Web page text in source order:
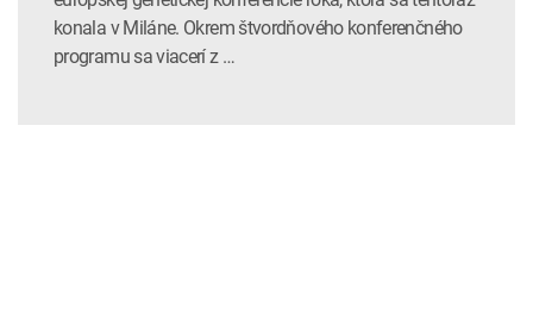
konala v Miláne. Okrem štvordňového konferenčného
programu sa viacerí z …